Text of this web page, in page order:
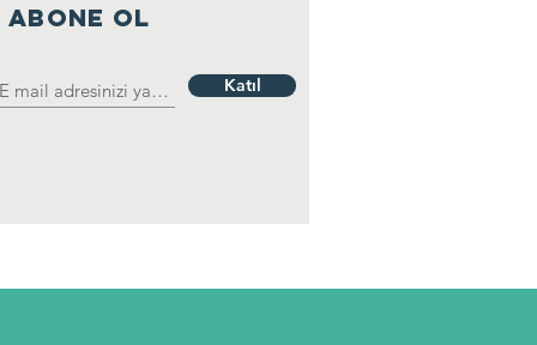
ABONE OL
Katıl